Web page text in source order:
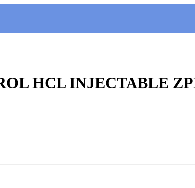
HCL INJECTABLE